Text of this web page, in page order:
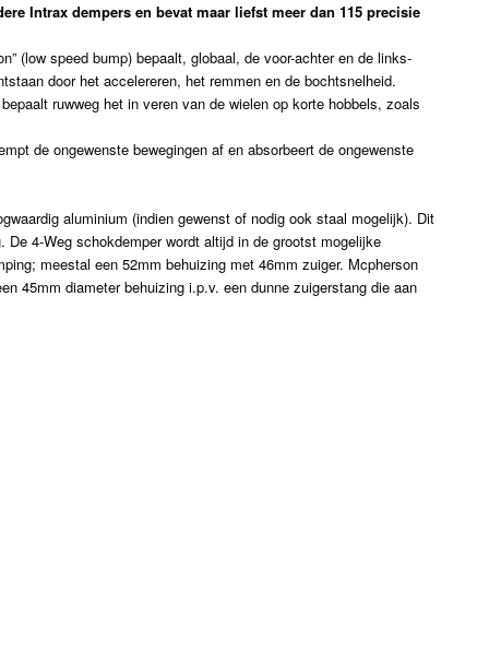
Intrax dempers en bevat maar liefst meer dan 115 precisie
(low speed bump) bepaalt, globaal, de voor-achter en de links-
door het accelereren, het remmen en de bochtsnelheid.
ruwweg het in veren van de wielen op korte hobbels, zoals
de ongewenste bewegingen af en absorbeert de ongewenste
aluminium (indien gewenst of nodig ook staal mogelijk). Dit
4-Weg schokdemper wordt altijd in de grootst mogelijke
meestal een 52mm behuizing met 46mm zuiger. Mcpherson
45mm diameter behuizing i.p.v. een dunne zuigerstang die aan